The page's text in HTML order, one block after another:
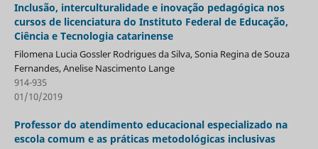
Inclusão, interculturalidade e inovação pedagógica nos
cursos de licenciatura do Instituto Federal de Educação,
Ciência e Tecnologia catarinense
Filomena Lucia Gossler Rodrigues da Silva, Sonia Regina de Souza
Fernandes, Anelise Nascimento Lange
914-935
01/10/2019
Professor do atendimento educacional especializado na
escola comum e as práticas metodológicas inclusivas